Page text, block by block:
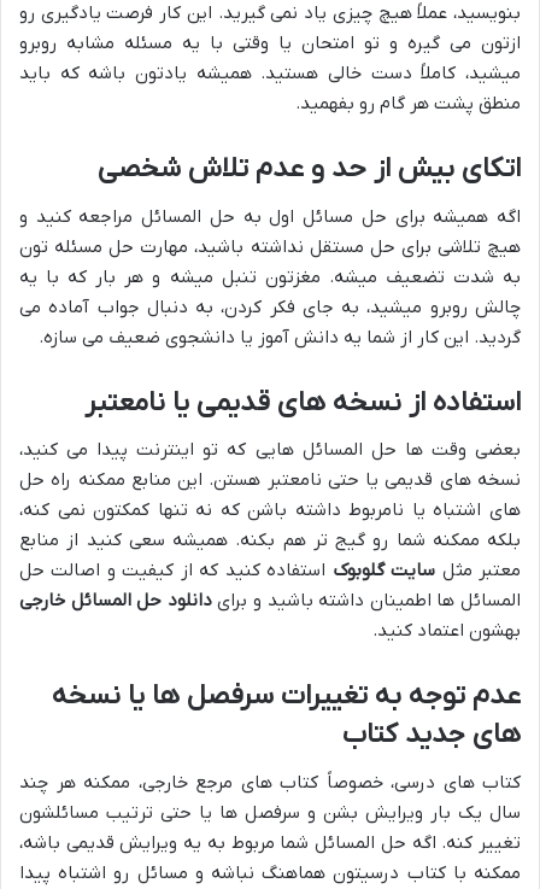
بنویسید، عملاً هیچ چیزی یاد نمی گیرید. این کار فرصت یادگیری رو
ازتون می گیره و تو امتحان یا وقتی با یه مسئله مشابه روبرو
میشید، کاملاً دست خالی هستید. همیشه یادتون باشه که باید
منطق پشت هر گام رو بفهمید.
اتکای بیش از حد و عدم تلاش شخصی
اگه همیشه برای حل مسائل اول به حل المسائل مراجعه کنید و
هیچ تلاشی برای حل مستقل نداشته باشید، مهارت حل مسئله تون
به شدت تضعیف میشه. مغزتون تنبل میشه و هر بار که با یه
چالش روبرو میشید، به جای فکر کردن، به دنبال جواب آماده می
گردید. این کار از شما یه دانش آموز یا دانشجوی ضعیف می سازه.
استفاده از نسخه های قدیمی یا نامعتبر
بعضی وقت ها حل المسائل هایی که تو اینترنت پیدا می کنید،
نسخه های قدیمی یا حتی نامعتبر هستن. این منابع ممکنه راه حل
های اشتباه یا نامربوط داشته باشن که نه تنها کمکتون نمی کنه،
بلکه ممکنه شما رو گیج تر هم بکنه. همیشه سعی کنید از منابع
معتبر مثل سایت گلوبوک استفاده کنید که از کیفیت و اصالت حل
المسائل ها اطمینان داشته باشید و برایدانلود حل المسائل خارجی
بهشون اعتماد کنید.
عدم توجه به تغییرات سرفصل ها یا نسخه
های جدید کتاب
کتاب های درسی، خصوصاً کتاب های مرجع خارجی، ممکنه هر چند
سال یک بار ویرایش بشن و سرفصل ها یا حتی ترتیب مسائلشون
تغییر کنه. اگه حل المسائل شما مربوط به یه ویرایش قدیمی باشه،
ممکنه با کتاب درسیتون هماهنگ نباشه و مسائل رو اشتباه پیدا